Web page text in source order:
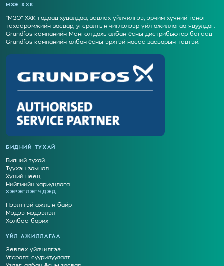
МЗЭ ХХК
“МЗЭ” ХХК гадаад худалдаа, зөвлөх үйлчилгээ, эрчим хүчний тоног
төхөөрөмжийн засвар, угсралтын чиглэлээр үйл ажиллагаа явуулдаг.
Grundfos компанийн Монгол дахь албан ёсны дистрибьютер бөгөөд
Grundfos компанийн албан ёсны эрхтэй насос засварын төвтэй.
БИДНИЙ ТУХАЙ
Бидний тухай
Түүхэн замнал
Хүний нөөц
Нийгмийн хариуцлага
ХЭРЭГЛЭГЧДЭД
Нээлттэй ажлын байр
Мэдээ мэдээлэл
Холбоо барих
ҮЙЛ АЖИЛЛАГАА
Зөвлөх үйлчилгээ
Угсралт, суурилуулалт